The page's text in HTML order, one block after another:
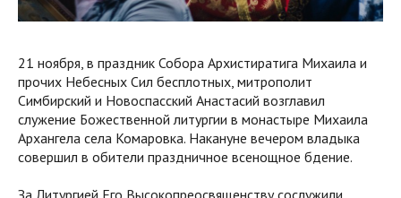
21 ноября, в праздник Собора Архистиратига Михаила и
прочих Небесных Сил бесплотных, митрополит
Симбирский и Новоспасский Анастасий возглавил
служение Божественной литургии в монастыре Михаила
Архангела села Комаровка. Накануне вечером владыка
совершил в обители праздничное всенощное бдение.
За Литургией Его Высокопреосвященству сослужили